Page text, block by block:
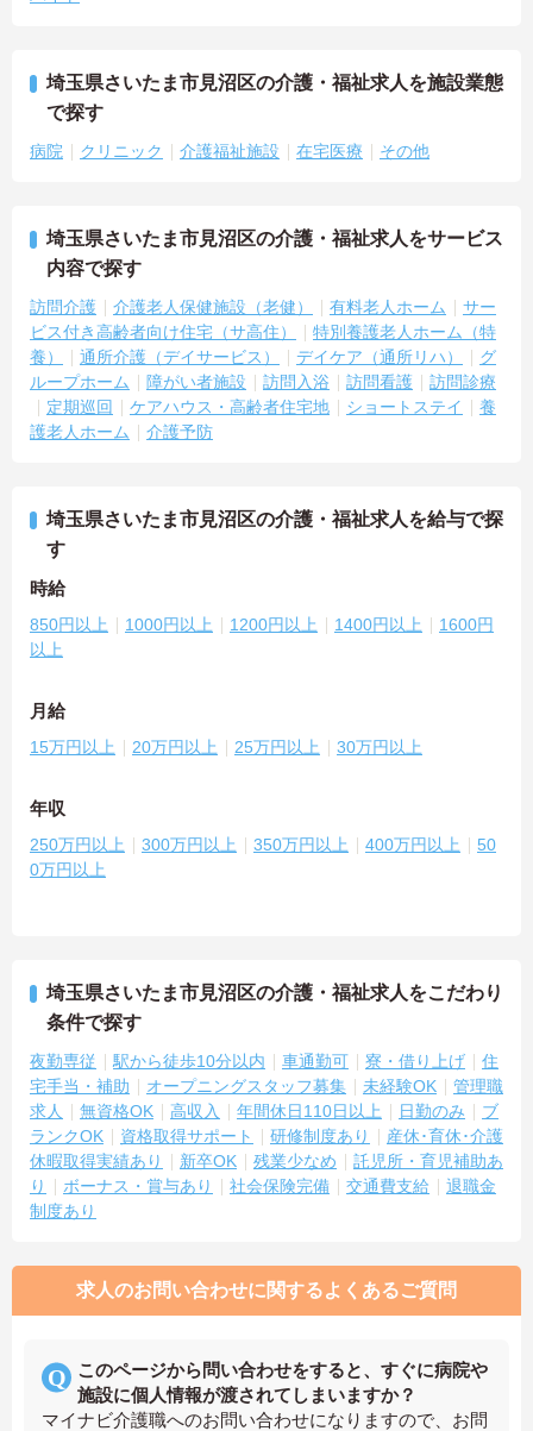
埼玉県さいたま市見沼区の介護・福祉求人を施設業態
で探す
病院 クリニック 介護福祉施設 在宅医療 その他
埼玉県さいたま市見沼区の介護・福祉求人をサービス
内容で探す
訪問介護 介護老人保健施設（老健） 有料老人ホーム
サー
ビス付き高齢者向け住宅（サ高住）
特別養護老人ホーム（特
養）
通所介護（デイサービス） デイケア（通所リハ）
グ
ループホーム
障がい者施設 訪問入浴 訪問看護
訪問診療
定期巡回
ケアハウス・高齢者住宅地 ショートステイ
養
護老人ホーム
介護予防
埼玉県さいたま市見沼区の介護・福祉求人を給与で探
す
時給
850円以上 1000円以上 1200円以上 1400円以上
1600円
以上
月給
15万円以上 20万円以上 25万円以上 30万円以上
年収
250万円以上 300万円以上 350万円以上 400万円以上
50
0万円以上
埼玉県さいたま市見沼区の介護・福祉求人をこだわり
条件で探す
夜勤専従 駅から徒歩10分以内 車通勤可 寮・借り上げ
住
宅手当・補助
オープニングスタッフ募集 未経験OK
管理職
求人
無資格OK 高収入 年間休日110日以上 日勤のみ
ブ
ランクOK
資格取得サポート 研修制度あり
産休･育休･介護
休暇取得実績あり
新卒OK 残業少なめ
託児所・育児補助あ
り
ボーナス・賞与あり 社会保険完備 交通費支給
退職金
制度あり
求人のお問い合わせに関するよくあるご質問
このページから問い合わせをすると、すぐに病院や
施設に個人情報が渡されてしまいますか？
マイナビ介護職へのお問い合わせになりますので、お問